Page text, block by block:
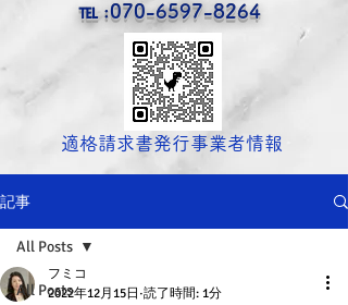
℡ :070-6597-8264
​適格請求書発行事業者情報
記事
All Posts
All Posts
フミコ
2022年12月15日 読了時間: 1分